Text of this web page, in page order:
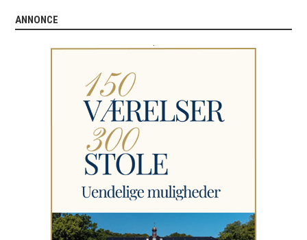
ANNONCE